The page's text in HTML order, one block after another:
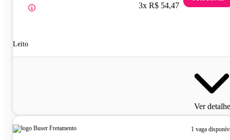
Leito
3x R$ 54,47
Ver
1 vaga